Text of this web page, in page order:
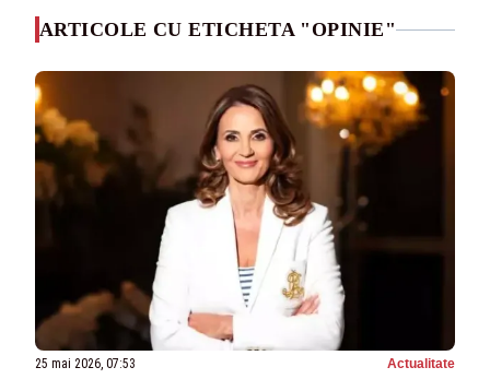
ARTICOLE CU ETICHETA "OPINIE"
25 mai 2026, 07:53 Actualitate